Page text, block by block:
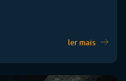
ler mais